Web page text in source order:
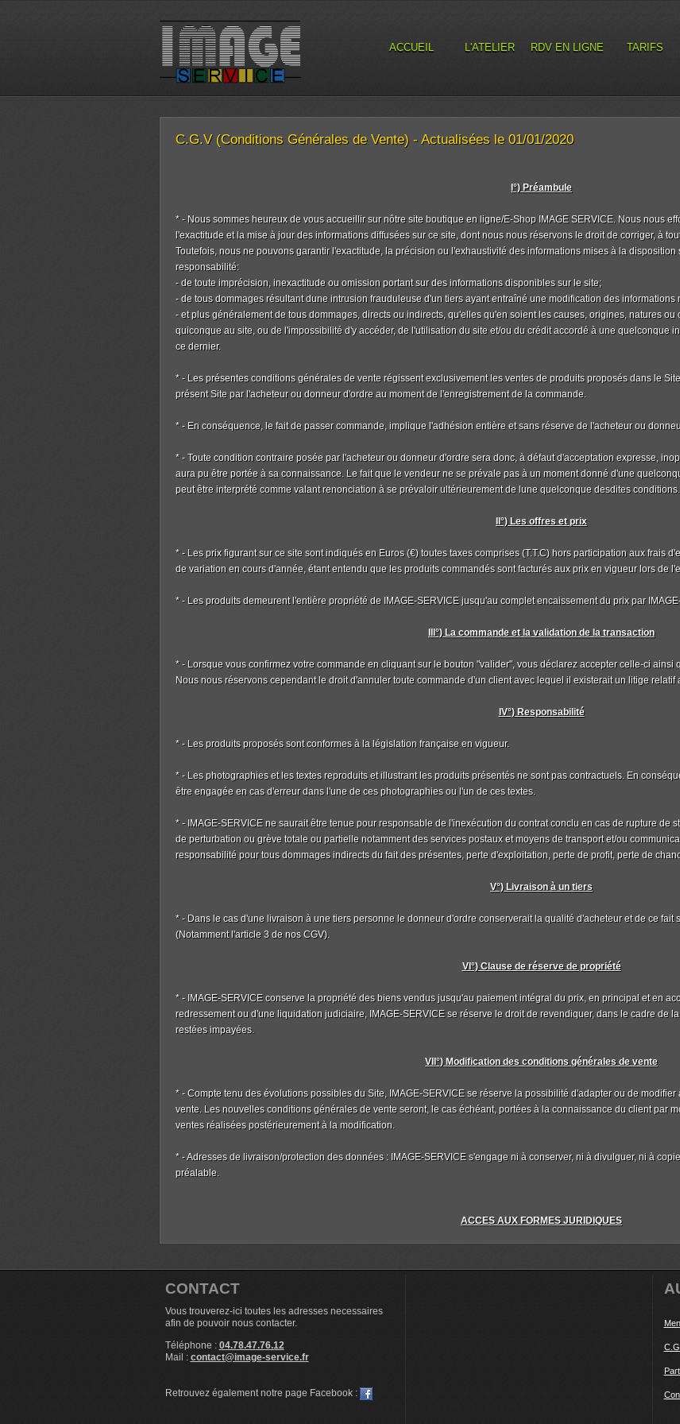
ACCUEIL L'ATELIER RDV EN LIGNE TARIFS
C.G.V (Conditions Générales de Vente) - Actualisées le 01/01/2020
I°) Préambule
* - Nous sommes heureux de vous accueillir sur nôtre site boutique en ligne/E-Shop IMAGE SERVICE. Nous nous
l'exactitude et la mise à jour des informations diffusées sur ce site, dont nous nous réservons le droit de corriger, à
Toutefois, nous ne pouvons garantir l'exactitude, la précision ou l'exhaustivité des informations mises à la
responsabilité:
- de toute imprécision, inexactitude ou omission portant sur des informations disponibles sur le site;
- de tous dommages résultant dune intrusion frauduleuse d'un tiers ayant entraîné une modification des informations
- et plus généralement de tous dommages, directs ou indirects, qu'elles qu'en soient les causes, origines, natures
quiconque au site, ou de l'impossibilité d'y accéder, de l'utilisation du site et/ou du crédit accordé à une quelconque
ce dernier.
* - Les présentes conditions générales de vente régissent exclusivement les ventes de produits proposés dans le
présent Site par l'acheteur ou donneur d'ordre au moment de l'enregistrement de la commande.
* - En conséquence, le fait de passer commande, implique l'adhésion entière et sans réserve de l'acheteur ou
* - Toute condition contraire posée par l'acheteur ou donneur d'ordre sera donc, à défaut d'acceptation expresse,
aura pu être portée à sa connaissance. Le fait que le vendeur ne se prévale pas à un moment donné d'une
peut être interprété comme valant renonciation à se prévaloir ultérieurement de lune quelconque desdites conditions.
II°) Les offres et prix
* - Les prix figurant sur ce site sont indiqués en Euros (€) toutes taxes comprises (T.T.C) hors participation aux frais
de variation en cours d'année, étant entendu que les produits commandés sont facturés aux prix en vigueur lors de
* - Les produits demeurent l'entière propriété de IMAGE-SERVICE jusqu'au complet encaissement du prix par
III°) La commande et la validation de la transaction
* - Lorsque vous confirmez votre commande en cliquant sur le bouton "valider", vous déclarez accepter celle-ci
Nous nous réservons cependant le droit d'annuler toute commande d'un client avec lequel il existerait un litige
IV°) Responsabilité
* - Les produits proposés sont conformes à la législation française en vigueur.
* - Les photographies et les textes reproduits et illustrant les produits présentés ne sont pas contractuels. En
être engagée en cas d'erreur dans l'une de ces photographies ou l'un de ces textes.
* - IMAGE-SERVICE ne saurait être tenue pour responsable de l'inexécution du contrat conclu en cas de rupture de
de perturbation ou grève totale ou partielle notamment des services postaux et moyens de transport et/ou
responsabilité pour tous dommages indirects du fait des présentes, perte d'exploitation, perte de profit, perte de
V°) Livraison à un tiers
* - Dans le cas d'une livraison à une tiers personne le donneur d'ordre conserverait la qualité d'acheteur et de ce
(Notamment l'article 3 de nos CGV).
VI°) Clause de réserve de propriété
* - IMAGE-SERVICE conserve la propriété des biens vendus jusqu'au paiement intégral du prix, en principal et en
redressement ou d'une liquidation judiciaire, IMAGE-SERVICE se réserve le droit de revendiquer, dans le cadre de
restées impayées.
VII°) Modification des conditions générales de vente
* - Compte tenu des évolutions possibles du Site, IMAGE-SERVICE se réserve la possibilité d'adapter ou de
vente. Les nouvelles conditions générales de vente seront, le cas échéant, portées à la connaissance du client par
ventes réalisées postérieurement à la modification.
* - Adresses de livraison/protection des données : IMAGE-SERVICE s'engage ni à conserver, ni à divulguer, ni à
préalable.
ACCES AUX FORMES JURIDIQUES
CONTACT
Vous trouverez-ici toutes les adresses necessaires
afin de pouvoir nous contacter.
Téléphone : 04.78.47.76.12
Mail : contact@image-service.fr
Retrouvez également notre page Facebook :